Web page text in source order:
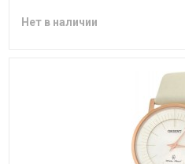
Нет в наличии